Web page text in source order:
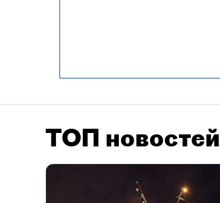
ТОП новостей